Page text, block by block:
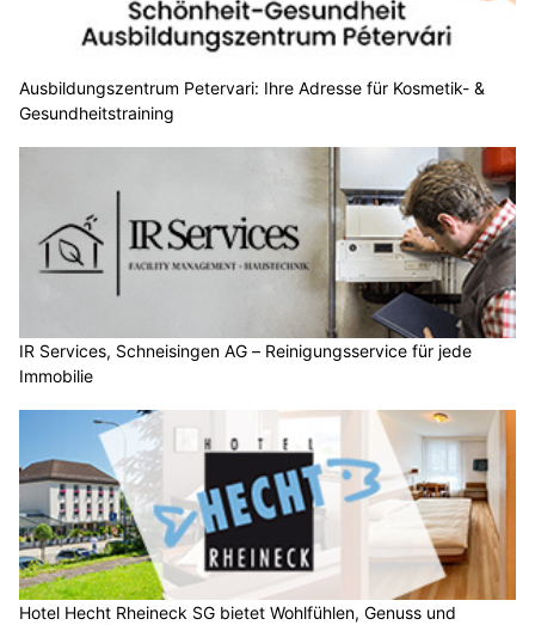
Ausbildungszentrum Petervari: Ihre Adresse für Kosmetik- &
Gesundheitstraining
IR Services, Schneisingen AG – Reinigungsservice für jede
Immobilie
Hotel Hecht Rheineck SG bietet Wohlfühlen, Genuss und